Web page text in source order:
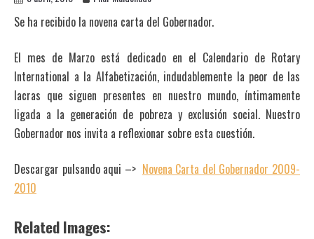
Se ha recibido la novena carta del Gobernador.
El mes de Marzo está dedicado en el Calendario de Rotary
International a la Alfabetización, indudablemente la peor de las
lacras que siguen presentes en nuestro mundo, íntimamente
ligada a la generación de pobreza y exclusión social. Nuestro
Gobernador nos invita a reflexionar sobre esta cuestión.
Descargar pulsando aqui –> Novena Carta del Gobernador 2009-
2010
Related Images: